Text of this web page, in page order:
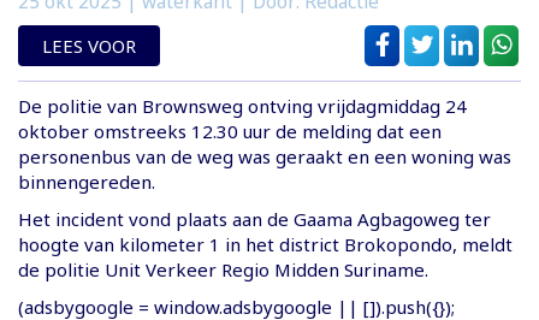
LEES VOOR
De politie van Brownsweg ontving vrijdagmiddag 24
oktober omstreeks 12.30 uur de melding dat een
personenbus van de weg was geraakt en een woning was
binnengereden.
Het incident vond plaats aan de Gaama Agbagoweg ter
hoogte van kilometer 1 in het district Brokopondo, meldt
de politie Unit Verkeer Regio Midden Suriname.
(adsbygoogle = window.adsbygoogle || []).push({});